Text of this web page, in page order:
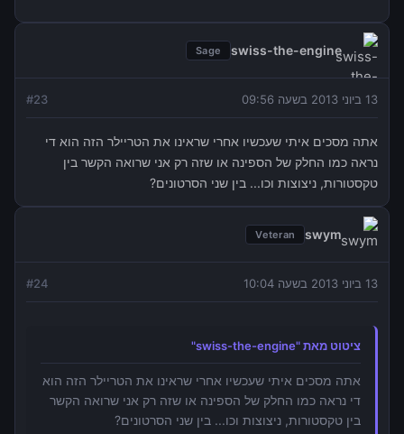
swiss-the-engine
Sage
13 ביוני 2013 בשעה 09:56 #23
אתה מסכים איתי שעכשיו אחרי שראינו את הטריילר הזה הוא די
נראה כמו החלק של הספינה או שזה רק אני שרואה הקשר בין
טקסטורות, ניצוצות וכו... בין שני הסרטונים?
swym
Veteran
13 ביוני 2013 בשעה 10:04 #24
ציטוט מאת "swiss-the-engine"
אתה מסכים איתי שעכשיו אחרי שראינו את הטריילר הזה הוא
די נראה כמו החלק של הספינה או שזה רק אני שרואה הקשר
בין טקסטורות, ניצוצות וכו... בין שני הסרטונים?